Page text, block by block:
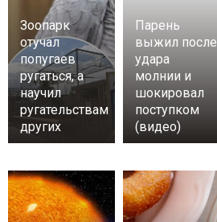
Зоопарк
отучал
попугаев
ругаться, а
научил
ругательствам
других
Парень
выжил после
удара
молнии и
шокировал
поступком
(видео)